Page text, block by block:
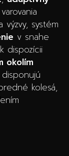
systém
v snahe
dispozícii
okolím
kolesá,